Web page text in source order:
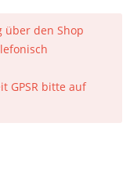
über den Shop
GPSR bitte auf